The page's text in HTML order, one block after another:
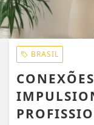
BRASIL